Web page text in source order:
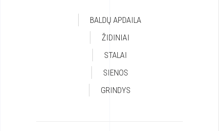
BALDŲ APDAILA
ŽIDINIAI
STALAI
SIENOS
GRINDYS